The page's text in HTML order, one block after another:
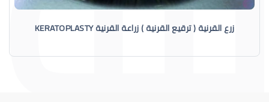
زرع القرنية ( ترقيع القرنية ) زراعة القرنية KERATOPLASTY